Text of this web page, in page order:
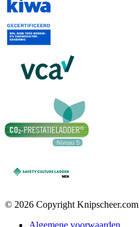
© 2026 Copyright Knipscheer.com